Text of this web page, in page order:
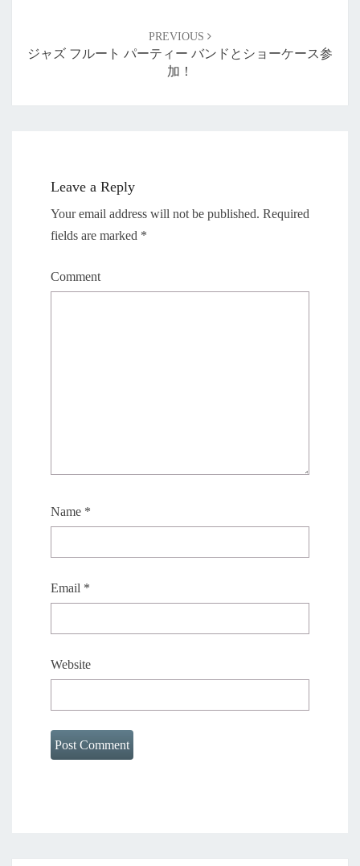
PREVIOUS
ジャズ フルート パーティー バンドとショーケース参
加！
Leave a Reply
Your email address will not be published. Required
fields are marked *
Comment
Name *
Email *
Website